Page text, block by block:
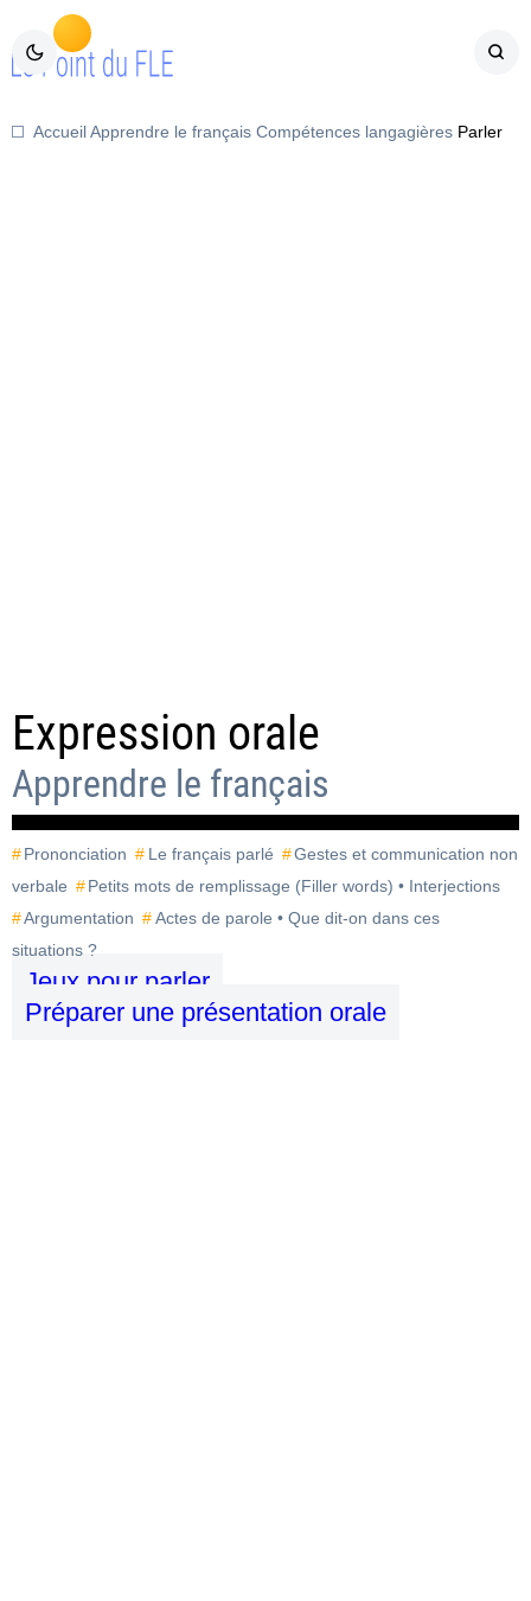
Accueil Apprendre le français Compétences langagières Parler
Expression orale
Apprendre le français
Prononciation Le français parlé
Gestes et communication non
verbale
Petits mots de remplissage (Filler words) • Interjections
Argumentation
Actes de parole • Que dit-on dans ces
situations ?
Jeux pour parler
Préparer une présentation orale